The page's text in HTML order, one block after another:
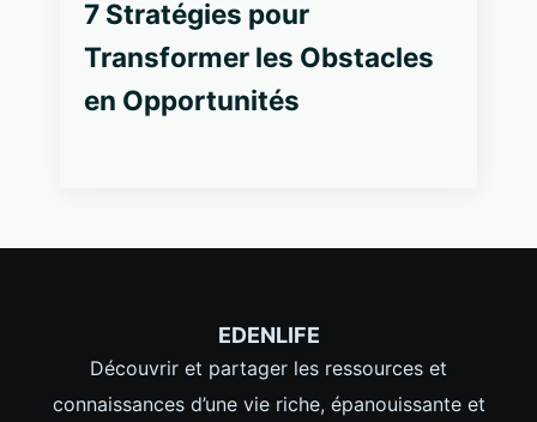
7 Stratégies pour
Transformer les Obstacles
en Opportunités
EDENLIFE
Découvrir et partager les ressources et
connaissances d’une vie riche, épanouissante et